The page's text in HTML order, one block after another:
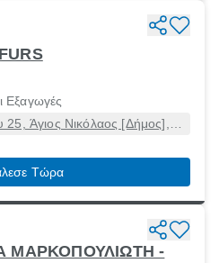
Εξαγωγές
Άγιος Νικόλαος [Δήμος],
72100
Τώρα
ΜΑΡΚΟΠΟΥΛΙΩΤΗ -